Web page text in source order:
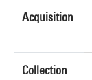
Acquisition
Collection